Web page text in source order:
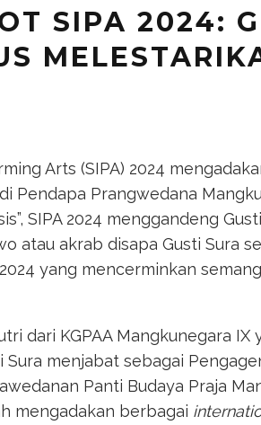
SIPA 2024:
Arts (SIPA) 2024
Pendapa Prangwedana
SIPA 2024 menggandeng
atau akrab disapa Gusti Sura
yang mencerminkan
dari KGPAA Mangkunegara IX
Sura menjabat sebagai
Panti Budaya Praja
mengadakan berbagai